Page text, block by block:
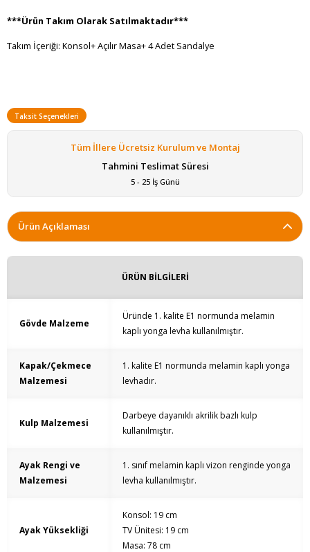
***Ürün Takım Olarak Satılmaktadır***
Takım İçeriği: Konsol+ Açılır Masa+ 4 Adet Sandalye
Taksit Seçenekleri
Tüm İllere Ücretsiz Kurulum ve Montaj
Tahmini Teslimat Süresi
5 - 25 İş Günü
Ürün Açıklaması
ÜRÜN BİLGİLERİ
Gövde Malzeme
Üründe 1. kalite E1 normunda melamin
kaplı yonga levha kullanılmıştır.
Kapak/Çekmece
Malzemesi
1. kalite E1 normunda melamin kaplı yonga
levhadır.
Kulp Malzemesi
Darbeye dayanıklı akrilik bazlı kulp
kullanılmıştır.
Ayak Rengi ve
Malzemesi
1. sınıf melamin kaplı vizon renginde yonga
levha kullanılmıştır.
Ayak Yüksekliği
Konsol: 19 cm
TV Ünitesi: 19 cm
Masa: 78 cm